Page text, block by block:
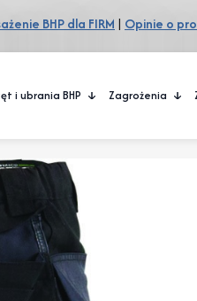
BHP dla FIRM | Opinie o
i ubrania BHP Zagrożenia